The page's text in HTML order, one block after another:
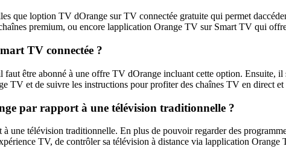
que loption TV dOrange sur TV connectée gratuite qui permet
premium, ou encore lapplication Orange TV sur Smart TV qui
TV connectée ?
être abonné à une offre TV dOrange incluant cette option. Ensuite,
TV et de suivre les instructions pour profiter des chaînes TV en direct et
par rapport à une télévision traditionnelle ?
une télévision traditionnelle. En plus de pouvoir regarder des
TV, de contrôler sa télévision à distance via lapplication